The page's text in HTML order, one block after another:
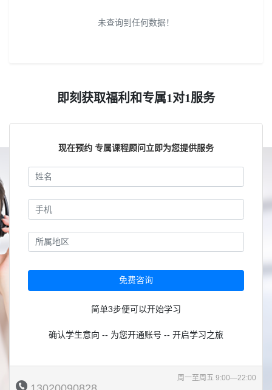
未查询到任何数据！
即刻获取福利和专属1对1服务
现在预约 专属课程顾问立即为您提供服务
免费咨询
简单3步便可以开始学习
确认学生意向 -- 为您开通账号 -- 开启学习之旅
周一至周五 9:00—22:00